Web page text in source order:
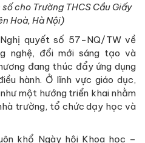
sốcho Trường THCS Cầu Giấy
Hoà, Hà Nội)
quyết số 57-NQ/TW về
nghệ, đổi mới sáng tạo và
đang thúc đẩy ứng dụng
hành. Ở lĩnh vực giáo dục,
một hướng triển khai nhằm
trường, tổ chức dạy học và
khổ Ngày hội Khoa học –